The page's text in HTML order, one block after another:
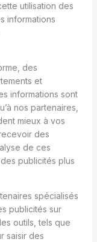
utilisation des
informations
des
et
informations sont
nos partenaires,
mieux à vos
des
de ces
publicités plus
spécialisés
publicités sur
outils, tels que
saisir des